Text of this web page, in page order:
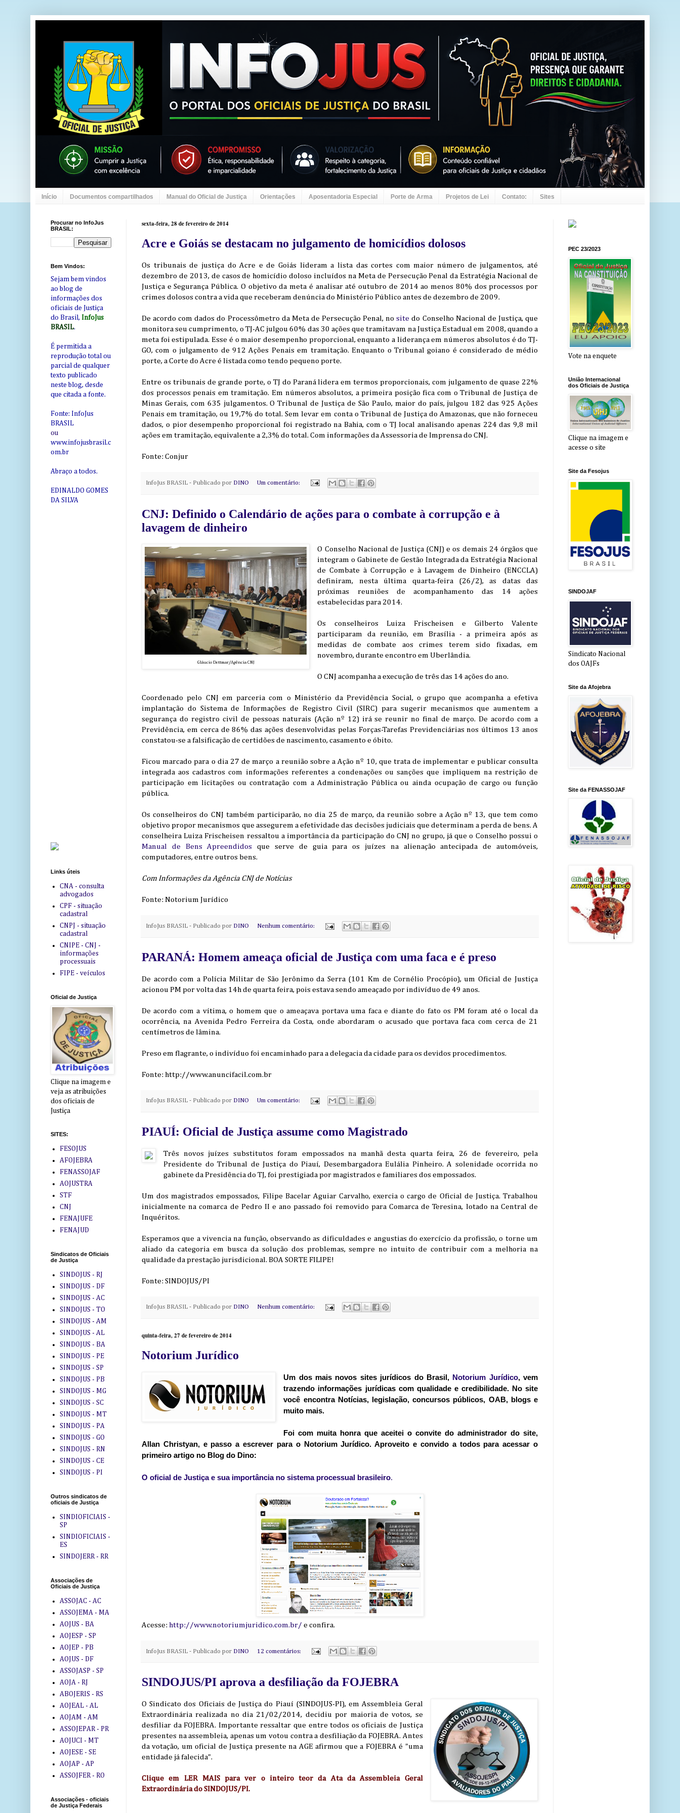
Início Documentos compartilhados Manual do Oficial de Justiça Orientações Aposentadoria Especial Porte de Arma Projetos de Lei Contato: Sites
sexta-feira, 28 de fevereiro de 2014
Acre e Goiás se destacam no julgamento de homicídios dolosos
Os tribunais de justiça do Acre e de Goiás lideram a lista das cortes com maior número de julgamentos, até
dezembro de 2013, de casos de homicídio doloso incluídos na Meta de Persecução Penal da Estratégia Nacional de
Justiça e Segurança Pública. O objetivo da meta é analisar até outubro de 2014 ao menos 80% dos processos por
crimes dolosos contra a vida que receberam denúncia do Ministério Público antes de dezembro de 2009.
De acordo com dados do Processômetro da Meta de Persecução Penal, nosite do Conselho Nacional de Justiça, que
monitora seu cumprimento, o TJ-AC julgou 60% das 30 ações que tramitavam na Justiça Estadual em 2008, quando a
meta foi estipulada. Esse é o maior desempenho proporcional, enquanto a liderança em números absolutos é do TJ-
GO, com o julgamento de 912 Ações Penais em tramitação. Enquanto o Tribunal goiano é considerado de médio
porte, a Corte do Acre é listada como tendo pequeno porte.
Entre os tribunais de grande porte, o TJ do Paraná lidera em termos proporcionais, com julgamento de quase 22%
dos processos penais em tramitação. Em números absolutos, a primeira posição fica com o Tribunal de Justiça de
Minas Gerais, com 635 julgamentos. O Tribunal de Justiça de São Paulo, maior do país, julgou 182 das 925 Ações
Penais em tramitação, ou 19,7% do total. Sem levar em conta o Tribunal de Justiça do Amazonas, que não forneceu
dados, o pior desempenho proporcional foi registrado na Bahia, com o TJ local analisando apenas 224 das 9,8 mil
ações em tramitação, equivalente a 2,3% do total. Com informações da Assessoria de Imprensa do CNJ.
Fonte: Conjur
InfoJus BRASIL - Publicado por DINO Um comentário:
CNJ: Definido o Calendário de ações para o combate à corrupção e à
lavagem de dinheiro
Gláucio Dettmar/Agência CNJ
O Conselho Nacional de Justiça (CNJ) e os demais 24 órgãos que
integram o Gabinete de Gestão Integrada da Estratégia Nacional
de Combate à Corrupção e à Lavagem de Dinheiro (ENCCLA)
definiram, nesta última quarta-feira (26/2), as datas das
próximas reuniões de acompanhamento das 14 ações
estabelecidas para 2014.
Os conselheiros Luiza Frischeisen e Gilberto Valente
participaram da reunião, em Brasília - a primeira após as
medidas de combate aos crimes terem sido fixadas, em
novembro, durante encontro em Uberlândia.
O CNJ acompanha a execução de três das 14 ações do ano.
Coordenado pelo CNJ em parceria com o Ministério da Previdência Social, o grupo que acompanha a efetiva
implantação do Sistema de Informações de Registro Civil (SIRC) para sugerir mecanismos que aumentem a
segurança do registro civil de pessoas naturais (Ação nº 12) irá se reunir no final de março. De acordo com a
Previdência, em cerca de 86% das ações desenvolvidas pelas Forças-Tarefas Previdenciárias nos últimos 13 anos
constatou-se a falsificação de certidões de nascimento, casamento e óbito.
Ficou marcado para o dia 27 de março a reunião sobre a Ação nº 10, que trata de implementar e publicar consulta
integrada aos cadastros com informações referentes a condenações ou sanções que impliquem na restrição de
participação em licitações ou contratação com a Administração Pública ou ainda ocupação de cargo ou função
pública.
Os conselheiros do CNJ também participarão, no dia 25 de março, da reunião sobre a Ação nº 13, que tem como
objetivo propor mecanismos que assegurem a efetividade das decisões judiciais que determinam a perda de bens. A
conselheira Luiza Frischeisen ressaltou a importância da participação do CNJ no grupo, já que o Conselho possui o
Manual de Bens Apreendidos que serve de guia para os juízes na alienação antecipada de automóveis,
computadores, entre outros bens.
Com Informações da Agência CNJ de Notícias
Fonte: Notorium Jurídico
InfoJus BRASIL - Publicado por DINO Nenhum comentário:
PARANÁ: Homem ameaça oficial de Justiça com uma faca e é preso
De acordo com a Polícia Militar de São Jerônimo da Serra (101 Km de Cornélio Procópio), um Oficial de Justiça
acionou PM por volta das 14h de quarta feira, pois estava sendo ameaçado por indivíduo de 49 anos.
De acordo com a vítima, o homem que o ameaçava portava uma faca e diante do fato os PM foram até o local da
ocorrência, na Avenida Pedro Ferreira da Costa, onde abordaram o acusado que portava faca com cerca de 21
centímetros de lâmina.
Preso em flagrante, o indivíduo foi encaminhado para a delegacia da cidade para os devidos procedimentos.
Fonte: http://www.anuncifacil.com.br
InfoJus BRASIL - Publicado por DINO Um comentário:
PIAUÍ: Oficial de Justiça assume como Magistrado
Três novos juízes substitutos foram empossados na manhã desta quarta feira, 26 de fevereiro, pela
Presidente do Tribunal de Justiça do Piauí, Desembargadora Eulália Pinheiro. A solenidade ocorrida no
gabinete da Presidência do TJ, foi prestigiada por magistrados e familiares dos empossados.
Um dos magistrados empossados, Filipe Bacelar Aguiar Carvalho, exercia o cargo de Oficial de Justiça. Trabalhou
inicialmente na comarca de Pedro II e ano passado foi removido para Comarca de Teresina, lotado na Central de
Inquéritos.
Esperamos que a vivencia na função, observando as dificuldades e angustias do exercício da profissão, o torne um
aliado da categoria em busca da solução dos problemas, sempre no intuito de contribuir com a melhoria na
qualidade da prestação jurisdicional. BOA SORTE FILIPE!
Fonte: SINDOJUS/PI
InfoJus BRASIL - Publicado por DINO Nenhum comentário:
quinta-feira, 27 de fevereiro de 2014
Notorium Jurídico
Um dos mais novos sites jurídicos do Brasil, Notorium Jurídico, vem
trazendo informações jurídicas com qualidade e credibilidade. No site
você encontra Notícias, legislação, concursos públicos, OAB, blogs e
muito mais.
Foi com muita honra que aceitei o convite do administrador do site,
Allan Christyan, e passo a escrever para o Notorium Jurídico. Aproveito e convido a todos para acessar o
primeiro artigo no Blog do Dino:
O oficial de Justiça e sua importância no sistema processual brasileiro.
Acesse: http://www.notoriumjuridico.com.br/ e confira.
InfoJus BRASIL - Publicado por DINO 12 comentários:
SINDOJUS/PI aprova a desfiliação da FOJEBRA
O Sindicato dos Oficiais de Justiça do Piauí (SINDOJUS-PI), em Assembleia Geral
Extraordinária realizada no dia 21/02/2014, decidiu por maioria de votos, se
desfiliar da FOJEBRA. Importante ressaltar que entre todos os oficiais de Justiça
presentes na assembleia, apenas um votou contra a desfiliação da FOJEBRA. Antes
da votação, um oficial de Justiça presente na AGE afirmou que a FOJEBRA é "uma
entidade já falecida".
Clique em LER MAIS para ver o inteiro teor da Ata da Assembleia Geral
Extraordinária do SINDOJUS/PI.
Procurar no InfoJus
BRASIL:
Bem Vindos:
Sejam bem vindos
ao blog de
informações dos
oficiais de Justiça
do Brasil, InfoJus
BRASIL.
É permitida a
reprodução total ou
parcial de qualquer
texto publicado
neste blog, desde
que citada a fonte.
Fonte: InfoJus
BRASIL
ou
www.infojusbrasil.c
om.br
Abraço a todos.
EDINALDO GOMES
DA SILVA
Links úteis
CNA - consulta
advogados
CPF - situação
cadastral
CNPJ - situação
cadastral
CNIPE - CNJ -
informações
processuais
FIPE - veículos
Oficial de Justiça
Clique na imagem e
veja as atribuições
dos oficiais de
Justiça
SITES:
FESOJUS
AFOJEBRA
FENASSOJAF
AOJUSTRA
STF
CNJ
FENAJUFE
FENAJUD
Sindicatos de Oficiais
de Justiça
SINDOJUS - RJ
SINDOJUS - DF
SINDOJUS - AC
SINDOJUS - TO
SINDOJUS - AM
SINDOJUS - AL
SINDOJUS - BA
SINDOJUS - PE
SINDOJUS - SP
SINDOJUS - PB
SINDOJUS - MG
SINDOJUS - SC
SINDOJUS - MT
SINDOJUS - PA
SINDOJUS - GO
SINDOJUS - RN
SINDOJUS - CE
SINDOJUS - PI
Outros sindicatos de
oficiais de Justiça
SINDIOFICIAIS -
SP
SINDIOFICIAIS -
ES
SINDOJERR - RR
Associações de
Oficiais de Justiça
ASSOJAC - AC
ASSOJEMA - MA
AOJUS - BA
AOJESP - SP
AOJEP - PB
AOJUS - DF
ASSOJASP - SP
AOJA - RJ
ABOJERIS - RS
AOJEAL - AL
AOJAM - AM
ASSOJEPAR - PR
AOJUCI - MT
AOJESE - SE
AOJAP - AP
ASSOJFER - RO
Associações - oficiais
de Justiça Federais
PEC 23/2023
Vote na enquete
União Internacional
dos Oficiais de Justiça
Clique na imagem e
acesse o site
Site da Fesojus
SINDOJAF
Sindicato Nacional
dos OAJFs
Site da Afojebra
Site da FENASSOJAF